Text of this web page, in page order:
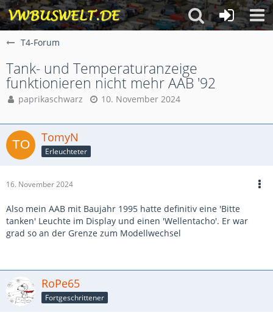
T4-Forum
Tank- und Temperaturanzeige
funktionieren nicht mehr AAB '92
paprikaschwarz 10. November 2024
TomyN
Erleuchteter
16. November 2024
Also mein AAB mit Baujahr 1995 hatte definitiv eine 'Bitte
tanken' Leuchte im Display und einen 'Wellentacho'. Er war
grad so an der Grenze zum Modellwechsel
RoPe65
Fortgeschrittener